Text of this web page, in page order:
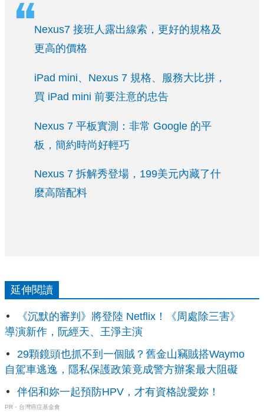
Nexus7 接班人露出線索，更好的規格及
更高的價格
iPad mini、Nexus 7 規格、服務大比拼，
買 iPad mini 前要注意的忠告
Nexus 7 平板實測：非常 Google 的平
板，簡約時尚好輕巧
Nexus 7 拆解秀登場，199美元內藏了什
麼高階配料
延伸閱讀
《沉默的審判》將登陸 Netflix！《周處除三害》
導演新作，阮經天、王淨主演
29顆鏡頭也抓不到一個賊？舊金山竊賊搭Waymo
自駕車逃逸，隱私保護政策竟成警方辦案最大阻礙
伴侶和妳一起預防HPV，才有資格說愛妳！
PR・台灣癌症基金會